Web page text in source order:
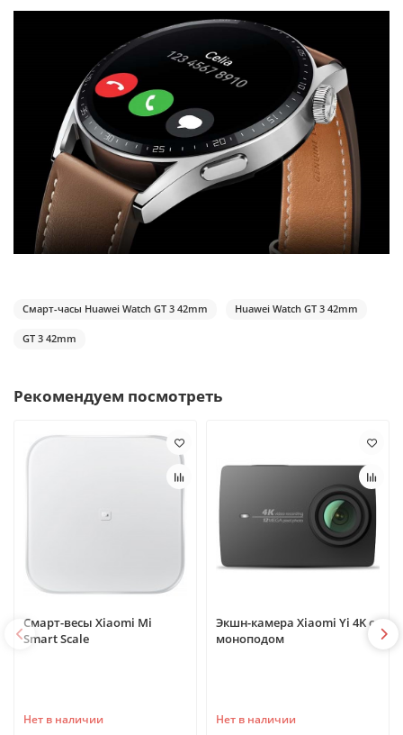
Смарт-часы Huawei Watch GT 3 42mm Huawei Watch GT 3 42mm
GT 3 42mm
Рекомендуем посмотреть
Смарт-весы Xiaomi Mi
Smart Scale
Нет в наличии
Экшн-камера Xiaomi Yi 4K с
моноподом
Нет в наличии